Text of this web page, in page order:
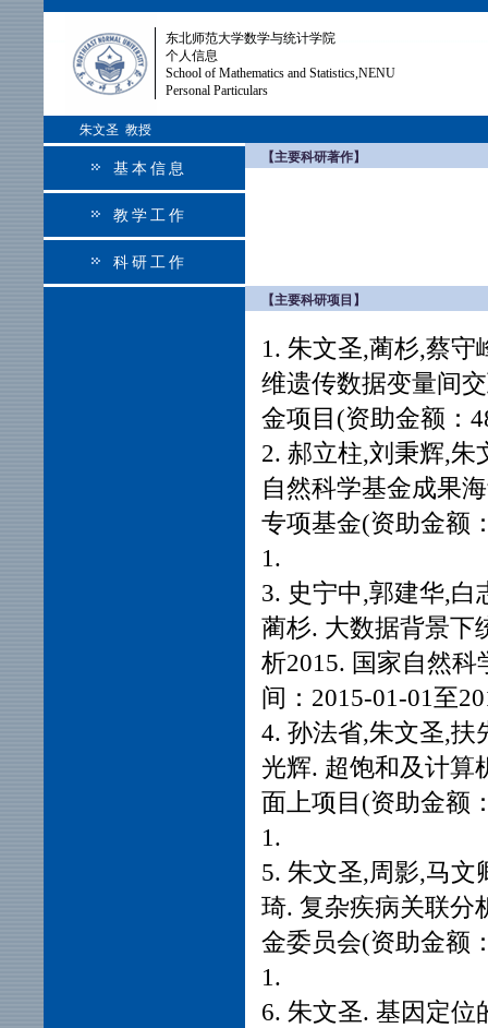
东北师范大学数学与统计学院
个人信息
School of Mathematics and Statistics,NENU
Personal Particulars
朱文圣 教授
基本信息
教学工作
科研工作
【主要科研著作】
【主要科研项目】
1. 朱文圣,蔺杉,蔡
维遗传数据变量间
金项目(资助金额：
2. 郝立柱,刘秉辉,朱
自然科学基金成果
专项基金(资助金额
1.
3. 史宁中,郭建华,白
蔺杉. 大数据背景
析2015. 国家自然
间：2015-01-01至
4. 孙法省,朱文圣,扶
光辉. 超饱和及计算
面上项目(资助金额
1.
5. 朱文圣,周影,马文
琦. 复杂疾病关联分
金委员会(资助金额
1.
6. 朱文圣. 基因定位